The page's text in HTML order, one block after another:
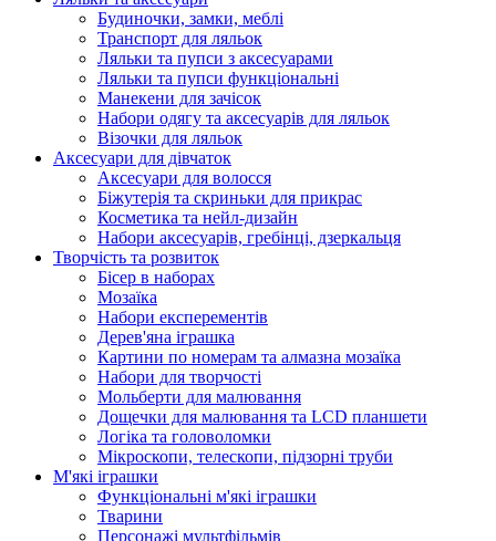
Будиночки, замки, меблі
Транспорт для ляльок
Ляльки та пупси з аксесуарами
Ляльки та пупси функціональні
Манекени для зачісок
Набори одягу та аксесуарів для ляльок
Візочки для ляльок
Аксесуари для дівчаток
Аксесуари для волосся
Біжутерія та скриньки для прикрас
Косметика та нейл-дизайн
Набори аксесуарів, гребінці, дзеркальця
Творчість та розвиток
Бісер в наборах
Мозаїка
Набори експерементів
Дерев'яна іграшка
Картини по номерам та алмазна мозаїка
Набори для творчості
Мольберти для малювання
Дощечки для малювання та LCD планшети
Логіка та головоломки
Мікроскопи, телескопи, підзорні труби
М'які іграшки
Функціональні м'які іграшки
Тварини
Персонажі мультфільмів